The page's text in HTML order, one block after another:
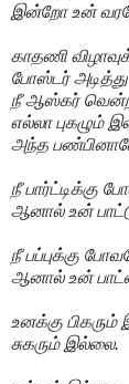
இன்றோ உன்
காதணி
போஸ்டர்
நீ ஆஸ்கர் வென்ற
எல்லா புகழும்
அந்த
நீ பார்ட்டிக்கு
ஆனால் உன்
நீ பப்புக்கு
ஆனால் உன்
உனக்கு
சுகரும் இல்லை.